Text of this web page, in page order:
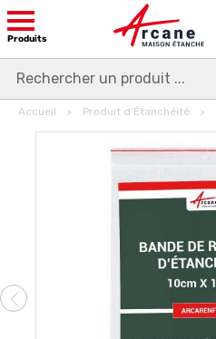
Produits
Accueil Produit d’Étanchéité